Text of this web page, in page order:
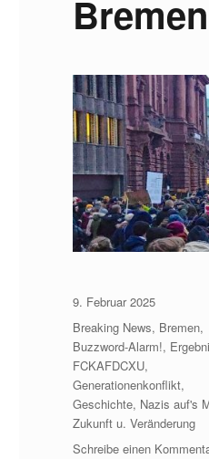
Veröffentlicht
am
9. Februar 2025
Kategorien
Breaking News, Bremen,
Buzzword-Alarm!,
FCKAFDCXU,
Generationenkonflikt,
Geschichte, Nazis auf's
Zukunft u. Veränderung
Schreibe einen